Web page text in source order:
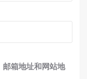
邮箱地址和网站地